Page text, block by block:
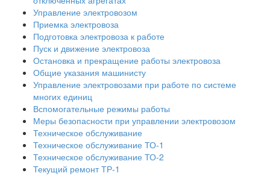
Управление электровозом
Приемка электровоза
Подготовка электровоза к работе
Пуск и движение электровоза
Остановка и прекращение работы электровоза
Общие указания машинисту
Управление электровозами при работе по системе
многих единиц
Вспомогательные режимы работы
Меры безопасности при управлении электровозом
Техническое обслуживание
Техническое обслуживание ТО-1
Техническое обслуживание ТО-2
Текущий ремонт ТР-1